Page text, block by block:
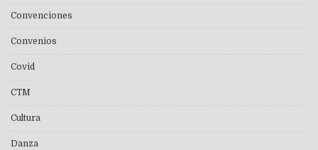
Convenciones
Convenios
Covid
CTM
Cultura
Danza